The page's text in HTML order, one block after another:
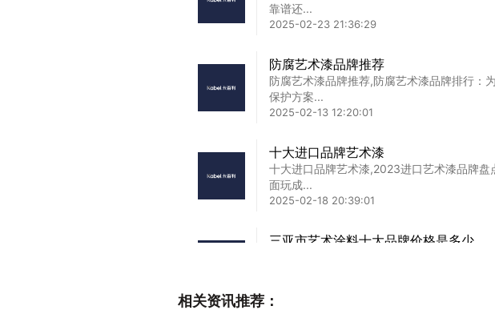
靠谱还...
2025-02-23 21:36:29
防腐艺术漆品牌推荐
防腐艺术漆品牌推荐,防腐艺术漆品牌排行：
保护方案...
2025-02-13 12:20:01
十大进口品牌艺术漆
十大进口品牌艺术漆,2023进口艺术漆品牌盘
面玩成...
2025-02-18 20:39:01
三亚市艺术涂料十大品牌价格是多少
相关资讯推荐：